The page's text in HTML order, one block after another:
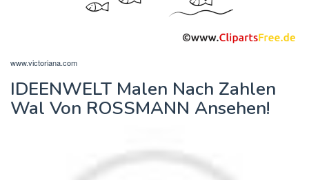
www.victoriana.com
IDEENWELT Malen Nach Zahlen
Wal Von ROSSMANN Ansehen!